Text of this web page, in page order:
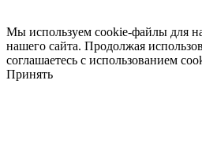
Мы используем cookie-файлы для
нашего сайта. Продолжая
соглашаетесь с использованием
Принять